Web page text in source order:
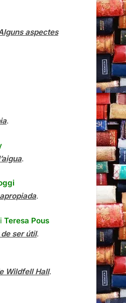
aspectes
.
.
.
i Teresa Pous
ser útil.
Wildfell Hall.